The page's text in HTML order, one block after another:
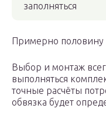
заполняться
Примерно половину
Выбор и монтаж
выполняться
точные расчёты
обвязка будет